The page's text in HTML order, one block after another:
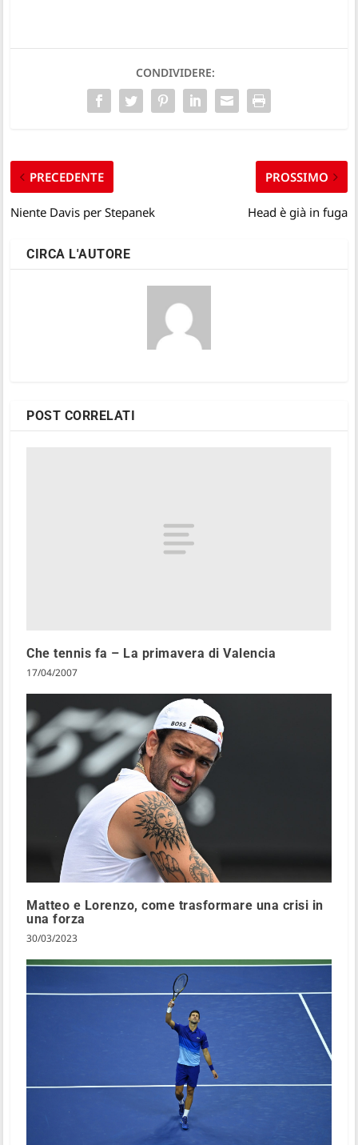
CONDIVIDERE:
PRECEDENTE
Niente Davis per Stepanek
PROSSIMO
Head è già in fuga
CIRCA L'AUTORE
POST CORRELATI
Che tennis fa – La primavera di Valencia
17/04/2007
Matteo e Lorenzo, come trasformare una crisi in
una forza
30/03/2023